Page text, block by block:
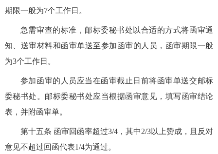
期限一般为7个工作日。
急需审查的标准，邮标委秘书处以合适的方式将函审通
知、送审材料和函审单送至参加函审的人员，函审期限一般
为3个工作日。
参加函审的人员应当在函审截止日前将函审单送交邮标
委秘书处。邮标委秘书处应当根据函审意见，填写函审结论
表，并附函审单。
第十五条 函审回函率超过3/4，其中2/3以上赞成，且反对
意见不超过回函代表1/4为通过。